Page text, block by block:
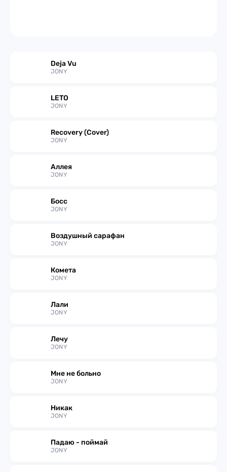
Deja Vu
JONY
LETO
JONY
Recovery (Cover)
JONY
Аллея
JONY
Босс
JONY
Воздушный сарафан
JONY
Комета
JONY
Лали
JONY
Лечу
JONY
Мне не больно
JONY
Никак
JONY
Падаю - поймай
JONY